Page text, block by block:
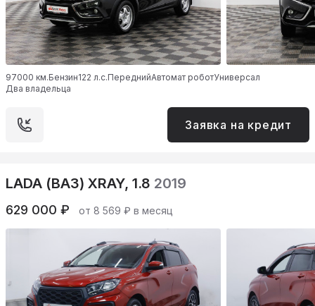
97000 км.Бензин122 л.с.ПереднийАвтомат роботУниверсал
Два владельца
Заявка на кредит
LADA (ВАЗ) XRAY, 1.8 2019
629 000 ₽ от 8 569 ₽ в месяц